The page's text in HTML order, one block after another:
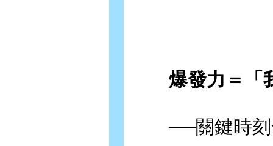
爆發力＝「
──關鍵時刻